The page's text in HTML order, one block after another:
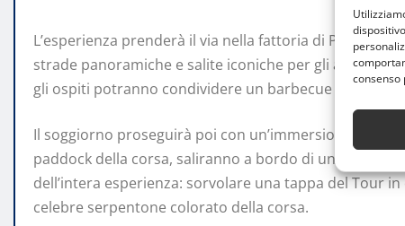
consenso
L’esperienza prenderà il via nella fattoria di Pinot,
strade panoramiche e salite iconiche per gli
gli ospiti potranno condividere un barbecue con l’ex
Il soggiorno proseguirà poi con un’immersione
paddock della corsa, saliranno a bordo di un’auto
dell’intera esperienza: sorvolare una tappa del Tour
celebre serpentone colorato della corsa.